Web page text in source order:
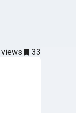
views 33